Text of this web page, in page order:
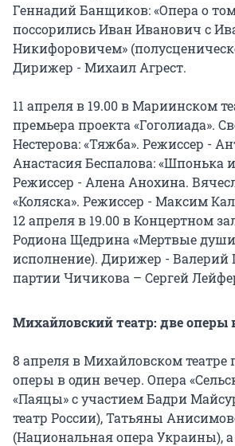
Геннадий Банщиков: «Опера о
поссорились Иван Иванович с
Никифоровичем»
Дирижер - Михаил Агрест.
11 апреля в 19.00 в Мариинском
премьера проекта «Гоголиада».
Нестерова: «Тяжба». Режиссер -
Анастасия Беспалова: «Шпонька
Режиссер - Алена Анохина.
«Коляска». Режиссер - Максим
12 апреля в 19.00 в Концертном
Родиона Щедрина «Мертвые
исполнение). Дирижер - Валерий
партии Чичикова – Сергей
Михайловский театр: две оперы
8 апреля в Михайловском театре
оперы в один вечер. Опера
«Паяцы» с участием Бадри
театр России), Татьяны
(Национальная опера Украины),